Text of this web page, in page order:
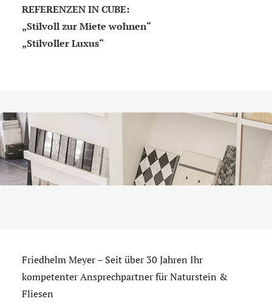
REFERENZEN IN CUBE:
„Stilvoll zur Miete wohnen“
„Stilvoller Luxus“
Friedhelm Meyer – Seit über 30 Jahren Ihr
kompetenter Ansprechpartner für Naturstein &
Fliesen